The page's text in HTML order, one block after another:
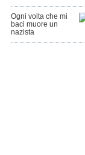
Ogni volta che mi
baci muore un
nazista